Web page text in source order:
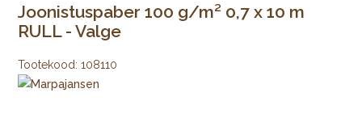
Joonistuspaber 100 g/m² 0,7 x 10 m
RULL - Valge
Tootekood: 108110